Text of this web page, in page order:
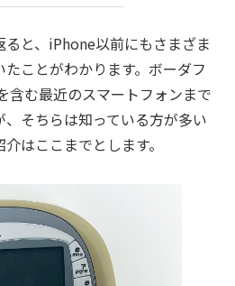
と、iPhone以前にもさまざま
ことがわかります。ボーダフ
含む最近のスマートフォンまで
そちらは知っている方が多い
はここまでとします。